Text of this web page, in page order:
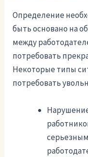
Определение
быть основано на
между
потребовать
Некоторые типы
потребовать